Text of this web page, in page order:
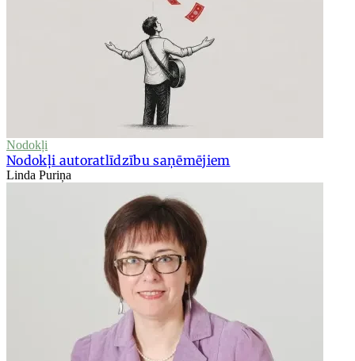
Nodokļi
Nodokļi autoratlīdzību saņēmējiem
Linda Puriņa